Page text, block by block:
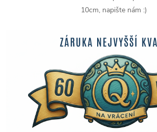
10cm, napište nám :)